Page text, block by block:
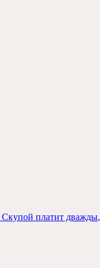
Скупой платит дважды,